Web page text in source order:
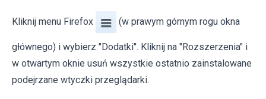
Kliknij menu Firefox (w prawym górnym rogu okna
głównego) i wybierz "Dodatki". Kliknij na "Rozszerzenia" i
w otwartym oknie usuń wszystkie ostatnio zainstalowane
podejrzane wtyczki przeglądarki.